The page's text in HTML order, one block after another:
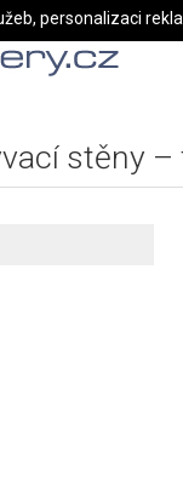
stěny
personalizaci